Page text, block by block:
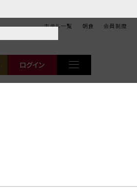
ホテル一覧 朝食 会員制度
ログイン